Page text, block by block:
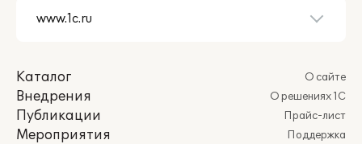
Каталог
Внедрения
Публикации
Мероприятия
О сайте
О решениях 1С
Прайс-лист
Поддержка